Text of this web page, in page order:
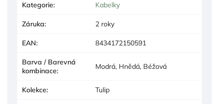
Kategorie: Kabelky
Záruka: 2 roky
EAN: 8434172150591
Barva / Barevná
kombinace: Modrá, Hnědá, Béžová
Kolekce: Tulip